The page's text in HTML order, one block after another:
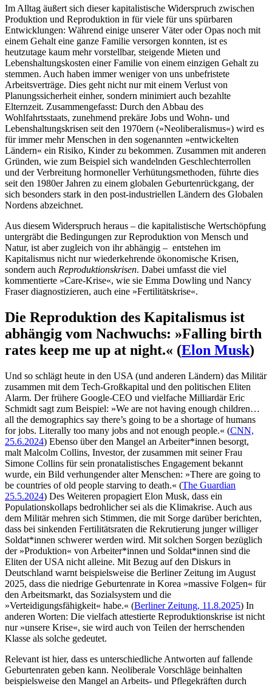
Im Alltag äußert sich dieser kapitalistische Widerspruch zwischen
Produktion und Reproduktion in für viele für uns spürbaren
Entwicklungen: Während einige unserer Väter oder Opas noch mit
einem Gehalt eine ganze Familie versorgen konnten, ist es
heutzutage kaum mehr vorstellbar, steigende Mieten und
Lebenshaltungskosten einer Familie von einem einzigen Gehalt zu
stemmen. Auch haben immer weniger von uns unbefristete
Arbeitsverträge. Dies geht nicht nur mit einem Verlust von
Planungssicherheit einher, sondern minimiert auch bezahlte
Elternzeit. Zusammengefasst: Durch den Abbau des
Wohlfahrtsstaats, zunehmend prekäre Jobs und Wohn- und
Lebenshaltungskrisen seit den 1970ern (»Neoliberalismus«) wird es
für immer mehr Menschen in den sogenannten »entwickelten
Ländern« ein Risiko, Kinder zu bekommen. Zusammen mit anderen
Gründen, wie zum Beispiel sich wandelnden Geschlechterrollen
und der Verbreitung hormoneller Verhütungsmethoden, führte dies
seit den 1980er Jahren zu einem globalen Geburtenrückgang, der
sich besonders stark in den post-industriellen Ländern des Globalen
Nordens abzeichnet.
Aus diesem Widerspruch heraus – die kapitalistische Wertschöpfung
untergräbt die Bedingungen zur Reproduktion von Mensch und
Natur, ist aber zugleich von ihr abhängig – entstehen im
Kapitalismus nicht nur wiederkehrende ökonomische Krisen,
sondern auch Reproduktionskrisen. Dabei umfasst die viel
kommentierte »Care-Krise«, wie sie Emma Dowling und Nancy
Fraser diagnostizieren, auch eine »Fertilitätskrise«.
Die Reproduktion des Kapitalismus ist
abhängig vom Nachwuchs: »Falling birth
rates keep me up at night.« (Elon Musk)
Und so schlägt heute in den USA (und anderen Ländern) das Militär
zusammen mit dem Tech-Großkapital und den politischen Eliten
Alarm. Der frühere Google-CEO und vielfache Milliardär Eric
Schmidt sagt zum Beispiel: »We are not having enough children…
all the demographics say there’s going to be a shortage of humans
for jobs. Literally too many jobs and not enough people.« (CNN,
25.6.2024) Ebenso über den Mangel an Arbeiter*innen besorgt,
malt Malcolm Collins, Investor, der zusammen mit seiner Frau
Simone Collins für sein pronatalistisches Engagement bekannt
wurde, ein Bild verhungender alter Menschen: »There are going to
be countries of old people starving to death.« (The Guardian
25.5.2024) Des Weiteren propagiert Elon Musk, dass ein
Populationskollaps bedrohlicher sei als die Klimakrise. Auch aus
dem Militär mehren sich Stimmen, die mit Sorge darüber berichten,
dass bei sinkenden Fertilitätsraten die Rekrutierung junger williger
Soldat*innen schwerer werden wird. Mit solchen Sorgen bezüglich
der »Produktion« von Arbeiter*innen und Soldat*innen sind die
Eliten der USA nicht alleine. Mit Bezug auf den Diskurs in
Deutschland warnt beispielsweise die Berliner Zeitung im August
2025, dass die niedrige Geburtenrate in Korea »massive Folgen« für
den Arbeitsmarkt, das Sozialsystem und die
»Verteidigungsfähigkeit« habe.« (Berliner Zeitung, 11.8.2025) In
anderen Worten: Die vielfach attestierte Reproduktionskrise ist nicht
nur »unsere Krise«, sie wird auch von Teilen der herrschenden
Klasse als solche gedeutet.
Relevant ist hier, dass es unterschiedliche Antworten auf fallende
Geburtenraten geben kann. Neoliberale Vorschläge beinhalten
beispielsweise den Mangel an Arbeits- und Pflegekräften durch